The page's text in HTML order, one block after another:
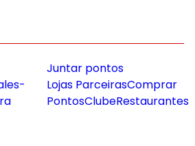
Juntar pontos
Lojas ParceirasComprar
PontosClubeRestaurantes